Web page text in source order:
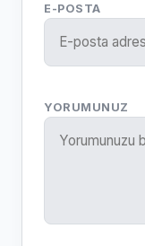
E-POSTA
YORUMUNUZ